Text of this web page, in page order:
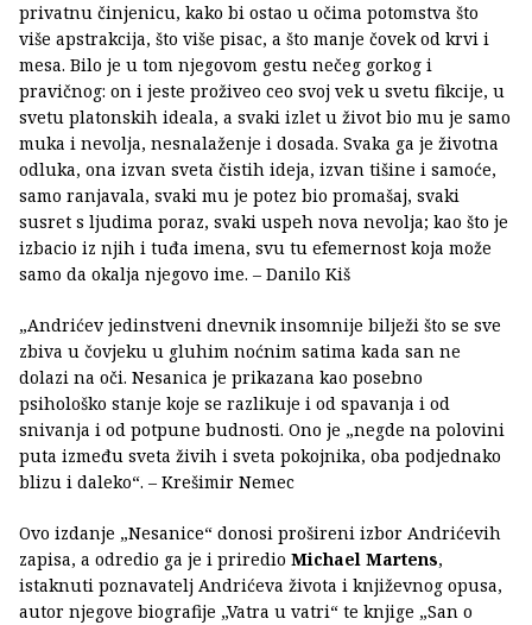
privatnu činjenicu, kako bi ostao u očima potomstva što
više apstrakcija, što više pisac, a što manje čovek od krvi i
mesa. Bilo je u tom njegovom gestu nečeg gorkog i
pravičnog: on i jeste proživeo ceo svoj vek u svetu fikcije, u
svetu platonskih ideala, a svaki izlet u život bio mu je samo
muka i nevolja, nesnalaženje i dosada. Svaka ga je životna
odluka, ona izvan sveta čistih ideja, izvan tišine i samoće,
samo ranjavala, svaki mu je potez bio promašaj, svaki
susret s ljudima poraz, svaki uspeh nova nevolja; kao što je
izbacio iz njih i tuđa imena, svu tu efemernost koja može
samo da okalja njegovo ime. – Danilo Kiš
„Andrićev jedinstveni dnevnik insomnije bilježi što se sve
zbiva u čovjeku u gluhim noćnim satima kada san ne
dolazi na oči. Nesanica je prikazana kao posebno
psihološko stanje koje se razlikuje i od spavanja i od
snivanja i od potpune budnosti. Ono je „negde na polovini
puta između sveta živih i sveta pokojnika, oba podjednako
blizu i daleko“. – Krešimir Nemec
Ovo izdanje „Nesanice“ donosi prošireni izbor Andrićevih
zapisa, a odredio ga je i priredio Michael Martens,
istaknuti poznavatelj Andrićeva života i književnog opusa,
autor njegove biografije „Vatra u vatri“ te knjige „San o